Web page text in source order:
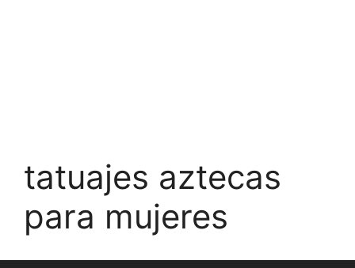
tatuajes aztecas
para mujeres